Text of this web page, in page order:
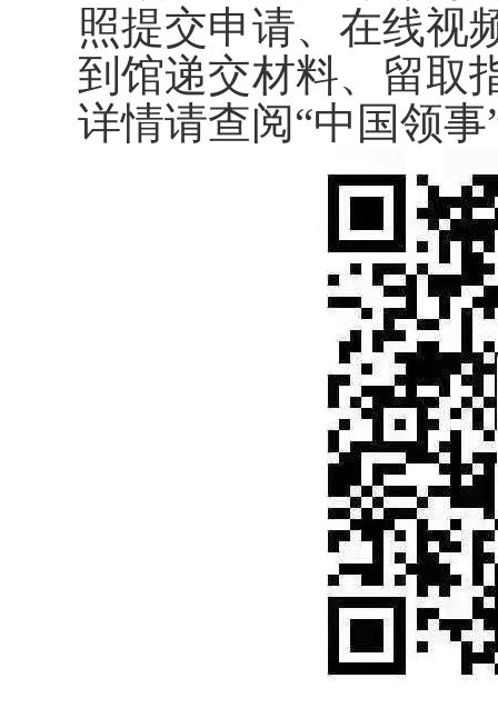
照提交申请、在线视
到馆递交材料、 留取
详情请查阅“中国领